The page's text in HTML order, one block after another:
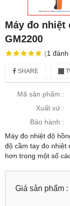
Máy đo nhiệt
GM2200
(1 đánh
SHARE
Mã sản phẩm :
Xuất xứ :
Bảo hành :
Máy đo nhiệt độ
độ cầm tay đo nhiệt
hơn trong một số
Giá sản phẩm :